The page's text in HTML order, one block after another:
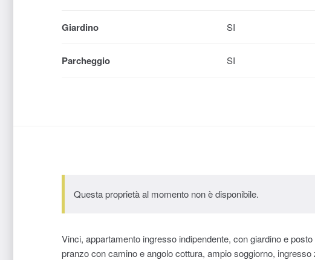
Giardino SI
Parcheggio SI
Questa proprietà al momento non è disponibile.
Vinci, appartamento ingresso indipendente, con giardino e
pranzo con camino e angolo cottura, ampio soggiorno,